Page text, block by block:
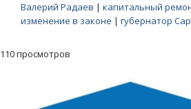
Валерий Радаев | капитальный
изменение в законе | губернатор
110 просмотров